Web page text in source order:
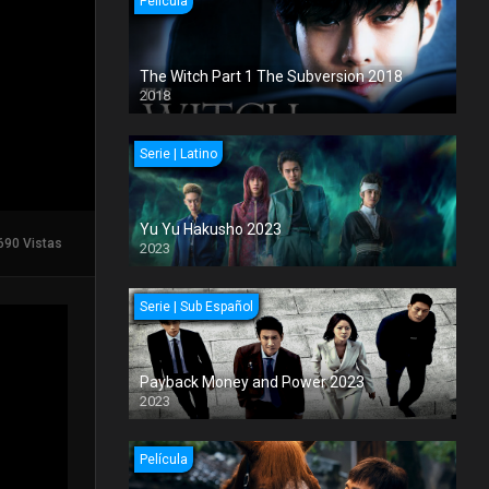
Vistas
The Witch Part 1 The Subversion 2018
2018
Serie | Latino
Yu Yu Hakusho 2023
2023
Serie | Sub Español
Payback Money and Power 2023
2023
Película